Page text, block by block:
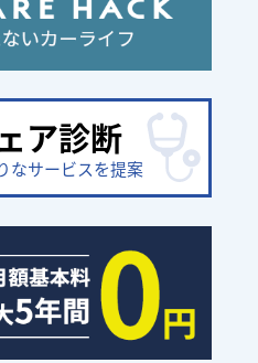
ア診断
なサービスを提案